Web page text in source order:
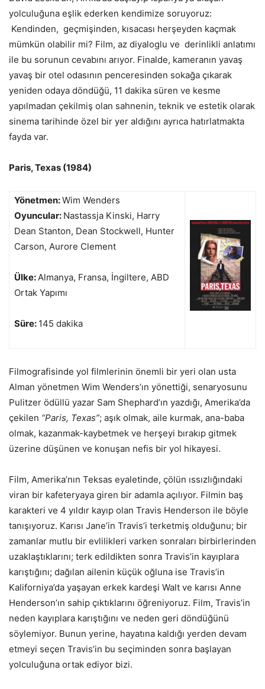
yolculuğuna eşlik ederken kendimize soruyoruz:
Kendinden, geçmişinden, kısacası herşeyden kaçmak
mümkün olabilir mi? Film, az diyaloglu ve derinlikli anlatımı
ile bu sorunun cevabını arıyor. Finalde, kameranın yavaş
yavaş bir otel odasının penceresinden sokağa çıkarak
yeniden odaya döndüğü, 11 dakika süren ve kesme
yapılmadan çekilmiş olan sahnenin, teknik ve estetik olarak
sinema tarihinde özel bir yer aldığını ayrıca hatırlatmakta
fayda var.
Paris, Texas (1984)
Yönetmen:Wim Wenders
Oyuncular: Nastassja Kinski, Harry
Dean Stanton, Dean Stockwell, Hunter
Carson, Aurore Clement
Ülke:Almanya, Fransa, İngiltere, ABD
Ortak Yapımı
Süre: 145 dakika
Filmografisinde yol filmlerinin önemli bir yeri olan usta
Alman yönetmen Wim Wenders’ın yönettiği, senaryosunu
Pulitzer ödüllü yazar Sam Shephard’ın yazdığı, Amerika’da
çekilen “Paris, Texas”; aşık olmak, aile kurmak, ana-baba
olmak, kazanmak-kaybetmek ve herşeyi bırakıp gitmek
üzerine düşünen ve konuşan nefis bir yol hikayesi.
Film, Amerika’nın Teksas eyaletinde, çölün ıssızlığındaki
viran bir kafeteryaya giren bir adamla açılıyor. Filmin baş
karakteri ve 4 yıldır kayıp olan Travis Henderson ile böyle
tanışıyoruz. Karısı Jane’in Travis’i terketmiş olduğunu; bir
zamanlar mutlu bir evlilikleri varken sonraları birbirlerinden
uzaklaştıklarını; terk edildikten sonra Travis’in kayıplara
karıştığını; dağılan ailenin küçük oğluna ise Travis’in
Kaliforniya’da yaşayan erkek kardeşi Walt ve karısı Anne
Henderson’ın sahip çıktıklarını öğreniyoruz. Film, Travis’in
neden kayıplara karıştığını ve neden geri döndüğünü
söylemiyor. Bunun yerine, hayatına kaldığı yerden devam
etmeyi seçen Travis’in bu seçiminden sonra başlayan
yolculuğuna ortak ediyor bizi.